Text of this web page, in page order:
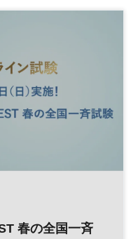
春の全国一斉